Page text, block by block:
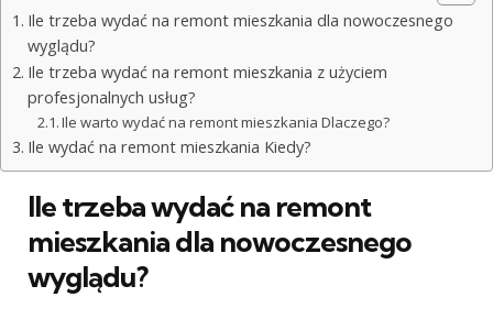
Ile trzeba wydać na remont mieszkania dla nowoczesnego
wyglądu?
Ile trzeba wydać na remont mieszkania z użyciem
profesjonalnych usług?
Ile warto wydać na remont mieszkania Dlaczego?
Ile wydać na remont mieszkania Kiedy?
Ile trzeba wydać na remont
mieszkania dla nowoczesnego
wyglądu?